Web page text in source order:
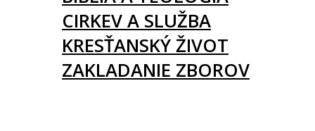
CIRKEV A SLUŽBA
KRESŤANSKÝ ŽIVOT
ZAKLADANIE ZBOROV